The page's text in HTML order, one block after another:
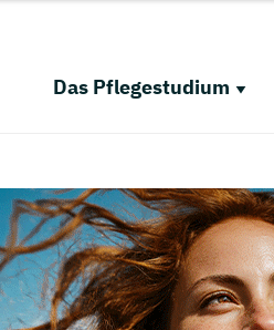
Das Pflegestudium